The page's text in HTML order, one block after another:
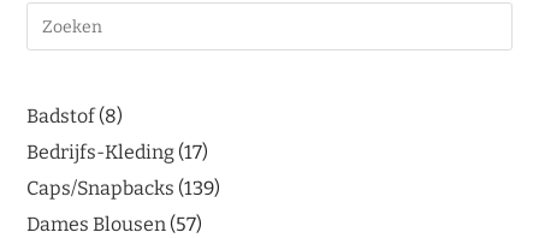
Badstof 8
Bedrijfs-Kleding 17
Caps/Snapbacks 139
Dames Blousen 57